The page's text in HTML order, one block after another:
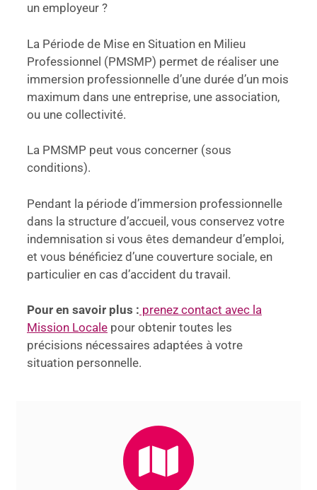
un employeur ?
La Période de Mise en Situation en Milieu
Professionnel (PMSMP) permet de réaliser une
immersion professionnelle d’une durée d’un mois
maximum dans une entreprise, une association,
ou une collectivité.
La PMSMP peut vous concerner (sous
conditions).
Pendant la période d’immersion professionnelle
dans la structure d’accueil, vous conservez votre
indemnisation si vous êtes demandeur d’emploi,
et vous bénéficiez d’une couverture sociale, en
particulier en cas d’accident du travail.
Pour en savoir plus : prenez contact avec la
Mission Locale pour obtenir toutes les
précisions nécessaires adaptées à votre
situation personnelle.